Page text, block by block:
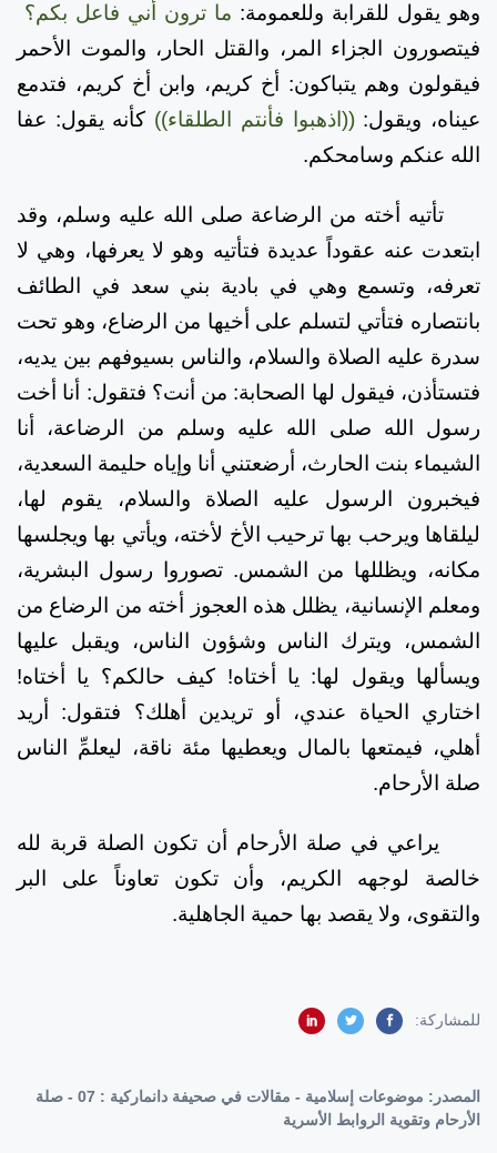
وهو يقول للقرابة وللعمومة: ما ترون أني فاعل بكم؟
فيتصورون الجزاء المر، والقتل الحار، والموت الأحمر
فيقولون وهم يتباكون: أخ كريم، وابن أخ كريم، فتدمع
عيناه، ويقول:((اذهبوا فأنتم الطلقاء)) كأنه يقول: عفا
الله عنكم وسامحكم.
تأتيه أخته من الرضاعة صلى الله عليه وسلم، وقد
ابتعدت عنه عقوداً عديدة فتأتيه وهو لا يعرفها، وهي لا
تعرفه، وتسمع وهي في بادية بني سعد في الطائف
بانتصاره فتأتي لتسلم على أخيها من الرضاع، وهو تحت
سدرة عليه الصلاة والسلام، والناس بسيوفهم بين يديه،
فتستأذن، فيقول لها الصحابة: من أنت؟ فتقول: أنا أخت
رسول الله صلى الله عليه وسلم من الرضاعة، أنا
الشيماء بنت الحارث، أرضعتني أنا وإياه حليمة السعدية،
فيخبرون الرسول عليه الصلاة والسلام، يقوم لها،
ليلقاها ويرحب بها ترحيب الأخ لأخته، ويأتي بها ويجلسها
مكانه، ويظللها من الشمس. تصوروا رسول البشرية،
ومعلم الإنسانية، يظلل هذه العجوز أخته من الرضاع من
الشمس، ويترك الناس وشؤون الناس، ويقبل عليها
ويسألها ويقول لها: يا أختاه! كيف حالكم؟ يا أختاه!
اختاري الحياة عندي، أو تريدين أهلك؟ فتقول: أريد
أهلي، فيمتعها بالمال ويعطيها مئة ناقة، ليعلمِّ الناس
صلة الأرحام.
يراعي في صلة الأرحام أن تكون الصلة قربة لله
خالصة لوجهه الكريم، وأن تكون تعاوناً على البر
والتقوى، ولا يقصد بها حمية الجاهلية.
للمشاركة:
المصدر:
موضوعات إسلامية - مقالات في صحيفة دانماركية : 07 - صلة
الأرحام وتقوية الروابط الأسرية